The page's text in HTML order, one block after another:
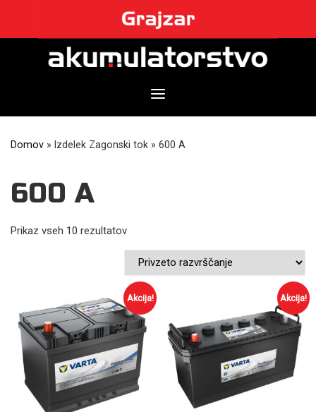
content
Domov » Izdelek Zagonski tok » 600 A
600 A
Prikaz vseh 10 rezultatov
Akcija! Akcija!